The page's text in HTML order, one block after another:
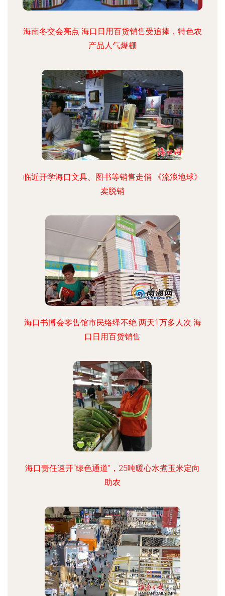
海南冬交会亮点 海口日用百货销售受追捧，特色农
产品人气爆棚
临近开学海口文具、图书等销售走俏 《流浪地球》
卖脱销
海口书博会零售馆市民络绎不绝 两天1万多人次 海
口日用百货销售
海口责任速开“绿色通道”，25吨暖心水煮玉米定向
助农